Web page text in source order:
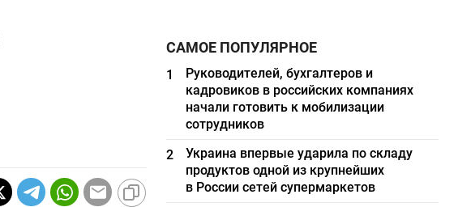
САМОЕ ПОПУЛЯРНОЕ
1
Руководителей, бухгалтеров и
кадровиков в российских компаниях
начали готовить к мобилизации
сотрудников
2
Украина впервые ударила по складу
продуктов одной из крупнейших
в России сетей супермаркетов